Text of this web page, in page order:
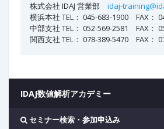
株式会社 IDAJ 営業部idaj-
横浜本社 TEL： 045-683-1900 FAX：
中部支社 TEL： 052-569-2581 FAX：
関西支社 TEL： 078-389-5470 FAX：
IDAJ数値解析アカデミー
セミナー検索・参加申込み